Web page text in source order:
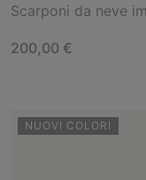
Scarponi da neve
Regular price:
200,00 €
NUOVI COLORI